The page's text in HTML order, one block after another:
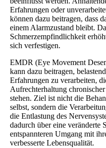
Erfahrungen oder
können dazu beitragen, dass
einem Alarmzustand bleibt.
Schmerzempfindlichkeit
sich verfestigen.
EMDR (Eye Movement
kann dazu beitragen,
Erfahrungen zu verarbeiten,
Aufrechterhaltung
stehen. Ziel ist nicht die
selbst, sondern die
die Entlastung des
dadurch über eine veränderte
entspannteren Umgang mit
verbesserte Lebensqualität.